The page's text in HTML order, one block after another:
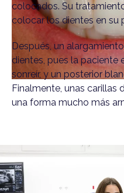
colocados. Su
colocar los dientes en su
Después, un
dientes, pues la paciente
sonreír, y un posterior
Finalmente, unas carillas
una forma mucho más